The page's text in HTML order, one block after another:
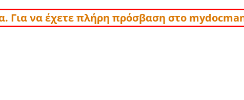
Για να έχετε πλήρη πρόσβαση στο